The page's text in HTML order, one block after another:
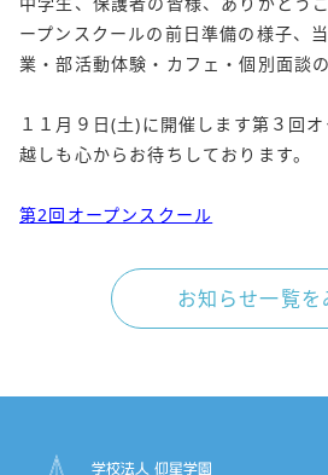
ープンスクールの前日準備の様子、
業・部活動体験・カフェ・個別面談
１１月９日(土)に開催します第３回
越しも心からお待ちしております。
第2回オープンスクール
お知らせ一覧を